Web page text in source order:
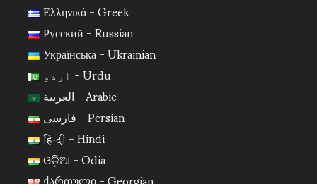
Ελληνικά - Greek
Русский - Russian
Українська - Ukrainian
اردو - Urdu
العربية - Arabic
فارسی - Persian
हिन्दी - Hindi
ଓଡ଼ିଆ - Odia